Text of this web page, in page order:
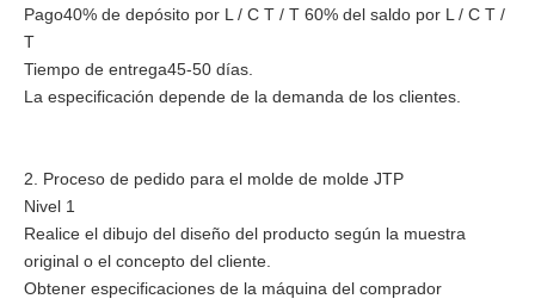
Pago40% de depósito por L / C T / T 60% del saldo por L / C T /
T
Tiempo de entrega45-50 días.
La especificación depende de la demanda de los clientes.
2. Proceso de pedido para el molde de molde JTP
Nivel 1
Realice el dibujo del diseño del producto según la muestra
original o el concepto del cliente.
Obtener especificaciones de la máquina del comprador